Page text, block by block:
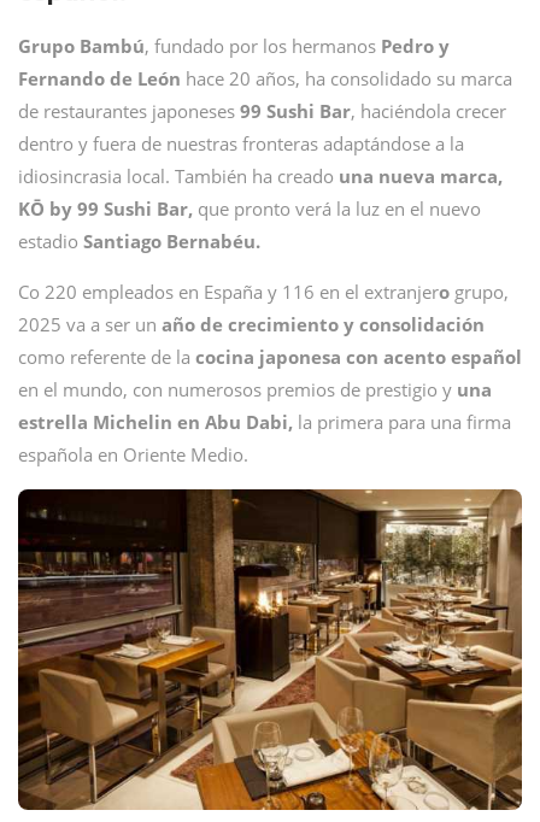
Grupo Bambú, fundado por los hermanos Pedro y
Fernando de León hace 20 años, ha consolidado su marca
de restaurantes japoneses 99 Sushi Bar, haciéndola crecer
dentro y fuera de nuestras fronteras adaptándose a la
idiosincrasia local. También ha creado una nueva marca,
KŌ by 99 Sushi Bar, que pronto verá la luz en el nuevo
estadio Santiago Bernabéu.
Co 220 empleados en España y 116 en el extranjero grupo,
2025 va a ser un año de crecimiento y consolidación
como referente de la cocina japonesa con acento español
en el mundo, con numerosos premios de prestigio y una
estrella Michelin en Abu Dabi, la primera para una firma
española en Oriente Medio.